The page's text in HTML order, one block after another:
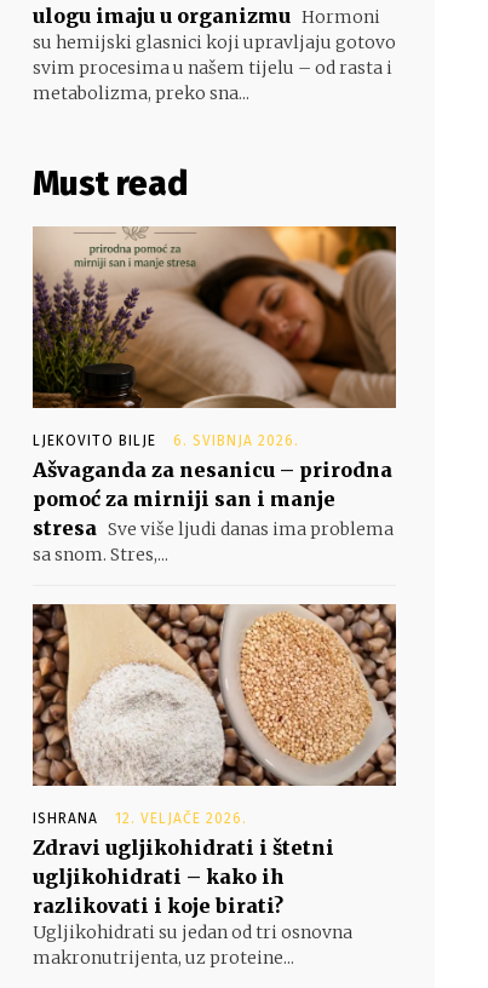
ulogu imaju u organizmu Hormoni
su hemijski glasnici koji upravljaju gotovo
svim procesima u našem tijelu – od rasta i
metabolizma, preko sna...
Must read
LJEKOVITO BILJE 6. SVIBNJA 2026.
Ašvaganda za nesanicu – prirodna
pomoć za mirniji san i manje
stresa Sve više ljudi danas ima problema
sa snom. Stres,...
ISHRANA 12. VELJAČE 2026.
Zdravi ugljikohidrati i štetni
ugljikohidrati – kako ih
razlikovati i koje birati?
Ugljikohidrati su jedan od tri osnovna
makronutrijenta, uz proteine...